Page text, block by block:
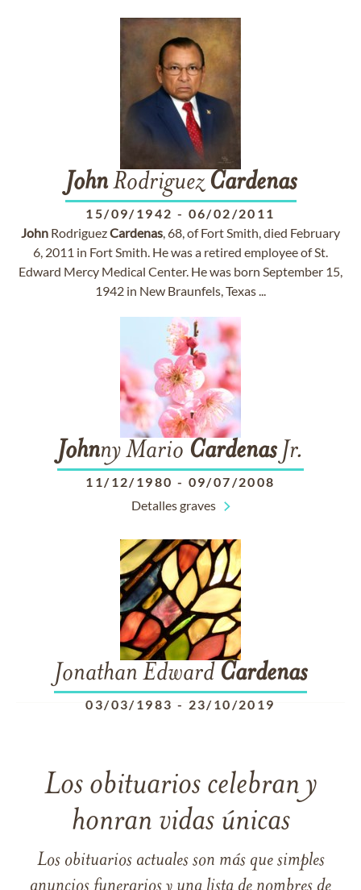
JohnRodriguezCardenas
15/09/1942 - 06/02/2011
John RodriguezCardenas, 68, of Fort Smith, died February
6, 2011 in Fort Smith. He was a retired employee of St.
Edward Mercy Medical Center. He was born September 15,
1942 in New Braunfels, Texas ...
Johnny Mario CardenasJr.
11/12/1980 - 09/07/2008
Detalles graves
Jonathan Edward Cardenas
03/03/1983 - 23/10/2019
Los obituarios celebran y
honran vidas únicas
Los obituarios actuales son más que simples